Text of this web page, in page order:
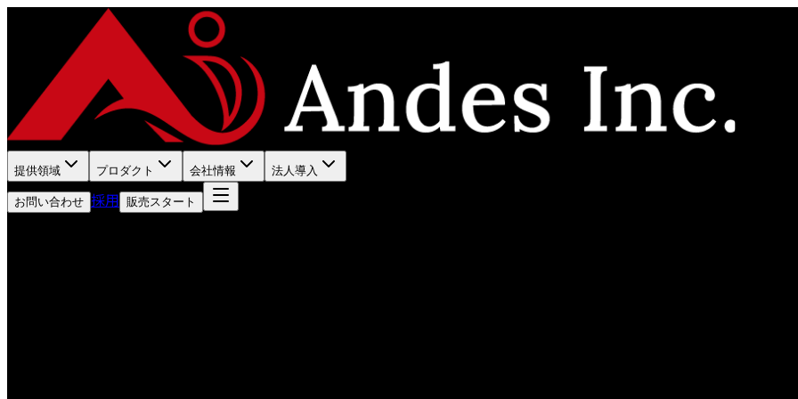
提供領域 プロダクト 会社情報 法人導入
お問い合わせ 採用 販売スタート